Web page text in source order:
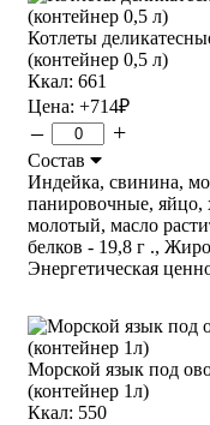
Котлеты
(контейнер 0,5 л)
Ккал: 661
Цена: +714₽
– +
Состав
Индейка, свинина,
панировочные,
молотый, масло
белков - 19,8 г .,
Энергетическая
Морской язык под
(контейнер 1л)
Ккал: 550